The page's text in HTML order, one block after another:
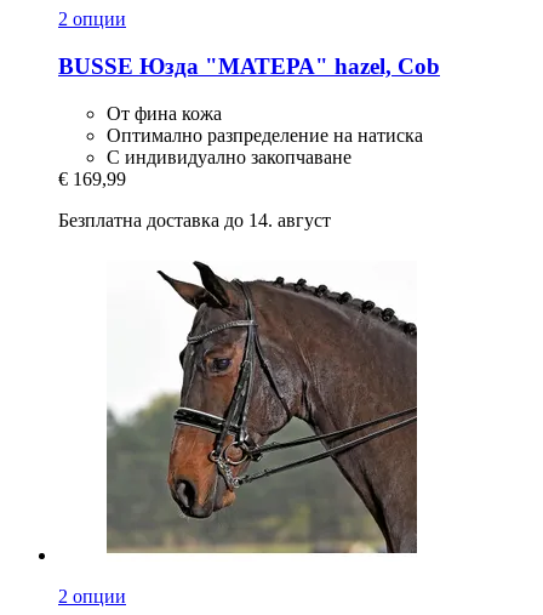
2 опции
BUSSE Юзда "МАТЕРА" hazel, Cob
От фина кожа
Оптимално разпределение на натиска
С индивидуално закопчаване
€ 169,99
Безплатна доставка до 14. август
2 опции